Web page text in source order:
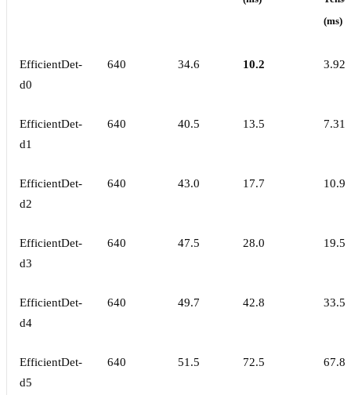
(ms)
EfficientDet-
d0
640 34.6 10.2 3.92
EfficientDet-
d1
640 40.5 13.5 7.31
EfficientDet-
d2
640 43.0 17.7 10.92
EfficientDet-
d3
640 47.5 28.0 19.59
EfficientDet-
d4
640 49.7 42.8 33.55
EfficientDet-
d5
640 51.5 72.5 67.86